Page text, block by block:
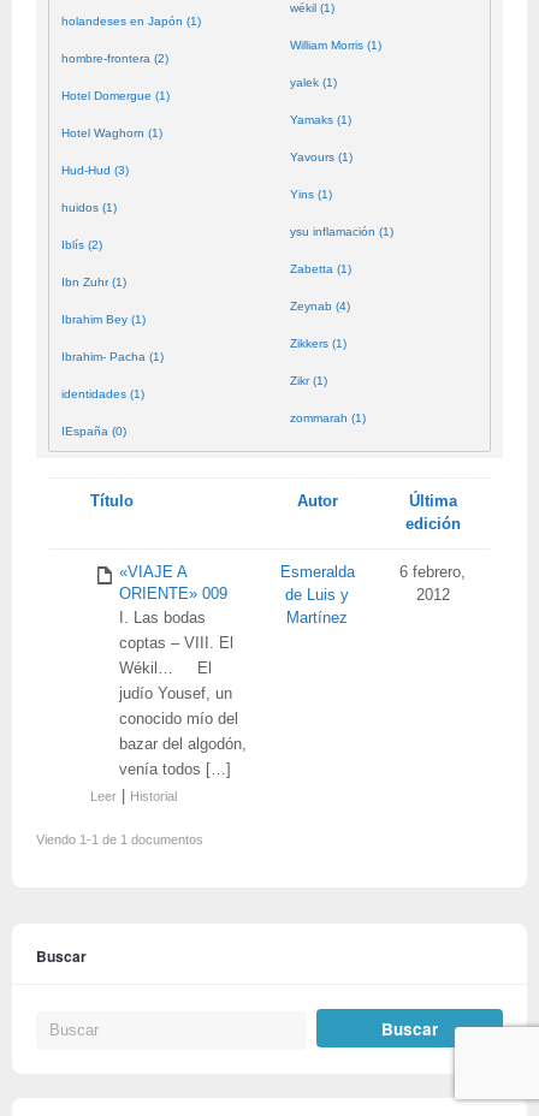
holandeses en Japón (1)
hombre-frontera (2)
Hotel Domergue (1)
Hotel Waghorn (1)
Hud-Hud (3)
huidos (1)
Iblís (2)
Ibn Zuhr (1)
Ibrahim Bey (1)
Ibrahim- Pacha (1)
identidades (1)
IEspaña (0)
wékil (1)
William Morris (1)
yalek (1)
Yamaks (1)
Yavours (1)
Yins (1)
ysu inflamación (1)
Zabetta (1)
Zeynab (4)
Zikkers (1)
Zikr (1)
zommarah (1)
Tienes
Título Autor
Última
edición
«VIAJE A
ORIENTE» 009
I. Las bodas
coptas – VIII. El
Wékil… El
judío Yousef, un
conocido mío del
bazar del algodón,
venía todos […]
Leer Historial
Esmeralda
de Luis y
Martínez
6 febrero,
2012
Viendo 1-1 de 1 documentos
Buscar